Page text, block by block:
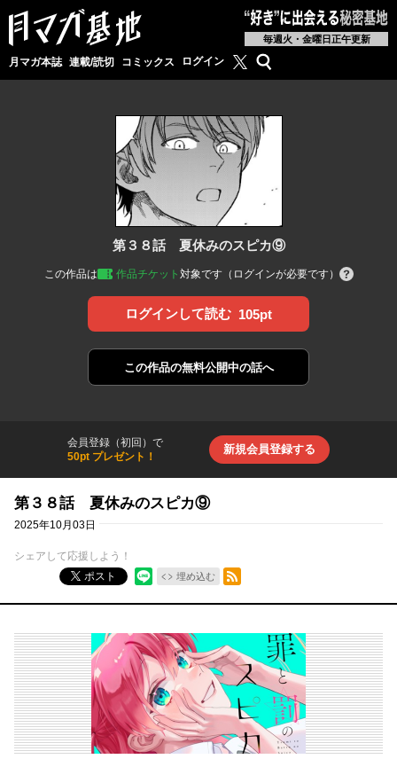
毎週火・金曜日正午更新
月マガ本誌 連載/読切 コミックス ログイン 月マガ基地公式X
検索
第３８話 夏休みのスピカ⑨
この作品は 作品チケット 対象です（ログインが必要です）
ログインして読む 105pt
この作品の無料公開中の話へ
会員登録（初回）で
50pt プレゼント！
新規会員登録する
第３８話 夏休みのスピカ⑨
2025年10月03日
シェアして応援しよう！
ポスト
埋め込む
RSSフィード